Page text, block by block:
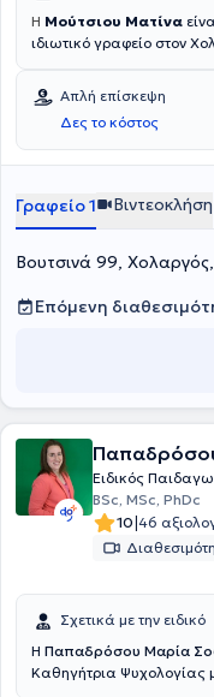
Η Μούτσιου Ματίνα
ιδιωτικό γραφείο στον
παρέμβασης σε ένα
Επιπλέον, παρέχονται
τη χρήση σταθμισμένων
και επικοινωνίας, με
Χρησιμοποιούνται
κοινωνικών δεξιοτήτων
ανεξαρτησίας των
Απλή επίσκεψη
Δες το κόστος
Γραφείο 1 Βιντεοκλήση
Βουτσινά 99,
Επόμενη
Ειδικός
BSc, MSc, PhDc
10|46
Σχετικά με την ειδικό
Η Παπαδρόσου Μαρία
Καθηγήτρια Ψυχολογίας